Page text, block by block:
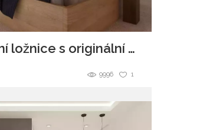
Podkrovní ložnice s originální knihovnou
1
9996